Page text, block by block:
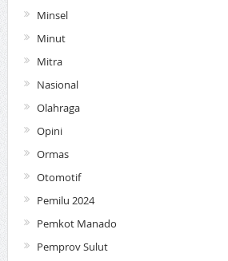
Minsel
Minut
Mitra
Nasional
Olahraga
Opini
Ormas
Otomotif
Pemilu 2024
Pemkot Manado
Pemprov Sulut